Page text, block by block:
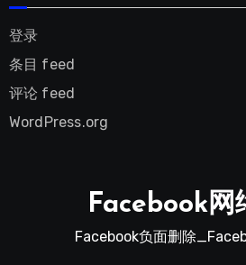
登录
条目 feed
评论 feed
WordPress.org
Facebook网
Facebook负面删除